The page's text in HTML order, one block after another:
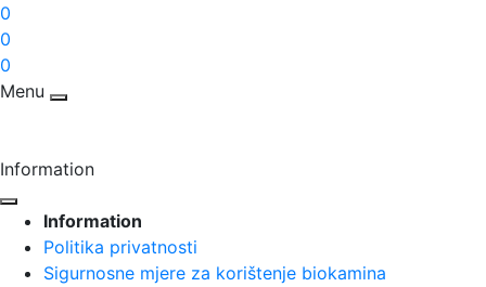
0
0
0
Menu
Information
Information
Politika privatnosti
Sigurnosne mjere za korištenje biokamina